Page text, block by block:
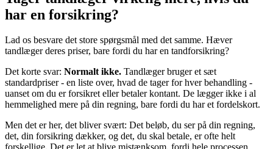
har en forsikring?
Lad os besvare det store spørgsmål med det samme. Hæver
tandlæger deres priser, bare fordi du har en tandforsikring?
Det korte svar: Normalt ikke. Tandlæger bruger et sæt
standardpriser - en liste over, hvad de tager for hver behandling -
uanset om du er forsikret eller betaler kontant. De lægger ikke i al
hemmelighed mere på din regning, bare fordi du har et fordelskort.
Men det er her, det bliver svært: Det beløb, du ser på din regning,
det, din forsikring dækker, og det, du skal betale, er ofte helt